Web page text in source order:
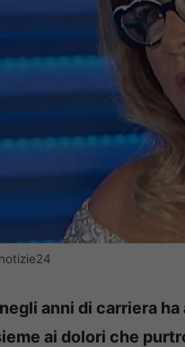
anni di carriera
ai dolori che